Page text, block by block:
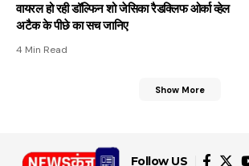
वायरल हो रही डॉल्फिन शो जेसिका रैडक्लिफ ओर्का व्हेल
अटैक के पीछे का सच जानिए
4 Min Read
Show More
Follow US